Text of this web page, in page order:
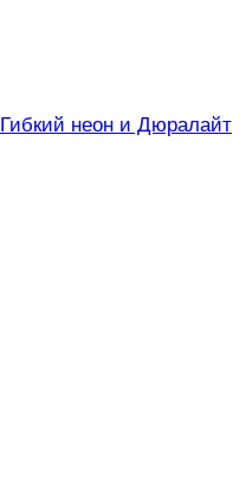
Гибкий неон и Дюралайт